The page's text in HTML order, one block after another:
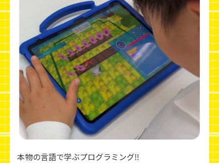
本物の言語で学ぶプログラミング‼